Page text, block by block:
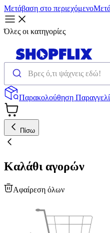
Μετάβαση στο περιεχόμενο
Όλες οι κατηγορίες
Παρακολούθηση
Πίσω
Καλάθι αγορών
Αφαίρεση όλων